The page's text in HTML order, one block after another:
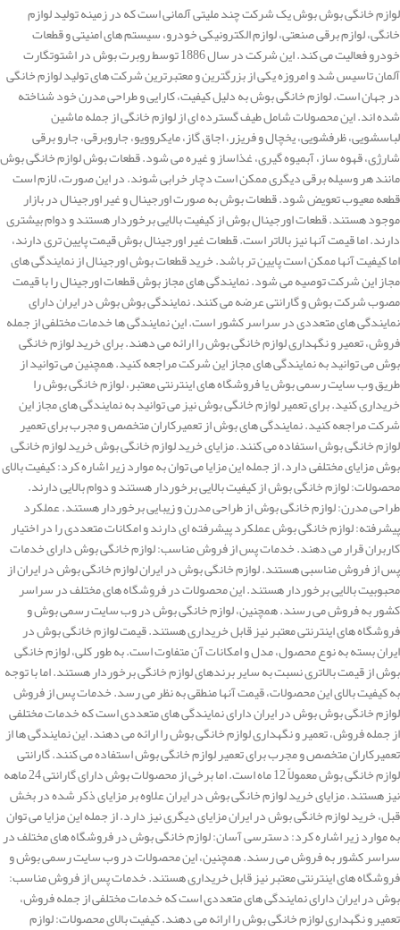
لوازم خانگی بوش بوش یک شرکت چند ملیتی آلمانی است که در زمینه تولید لوازم
خانگی، لوازم برقی صنعتی، لوازم الکترونیکی خودرو، سیستم های امنیتی و قطعات
خودرو فعالیت می کند. این شرکت در سال 1886 توسط روبرت بوش در اشتوتگارت
آلمان تاسیس شد و امروزه یکی از بزرگترین و معتبرترین شرکت های تولید لوازم خانگی
در جهان است. لوازم خانگی بوش به دلیل کیفیت، کارایی و طراحی مدرن خود شناخته
شده اند. این محصولات شامل طیف گسترده ای از لوازم خانگی از جمله ماشین
لباسشویی، ظرفشویی، یخچال و فریزر، اجاق گاز، مایکروویو، جاروبرقی، جارو برقی
شارژی، قهوه ساز، آبمیوه گیری، غذاساز و غیره می شود. قطعات بوش لوازم خانگی بوش
مانند هر وسیله برقی دیگری ممکن است دچار خرابی شوند. در این صورت، لازم است
قطعه معیوب تعویض شود. قطعات بوش به صورت اورجینال و غیر اورجینال در بازار
موجود هستند. قطعات اورجینال بوش از کیفیت بالایی برخوردار هستند و دوام بیشتری
دارند. اما قیمت آنها نیز بالاتر است. قطعات غیر اورجینال بوش قیمت پایین تری دارند،
اما کیفیت آنها ممکن است پایین تر باشد. خرید قطعات بوش اورجینال از نمایندگی های
مجاز این شرکت توصیه می شود. نمایندگی های مجاز بوش قطعات اورجینال را با قیمت
مصوب شرکت بوش و گارانتی عرضه می کنند. نمایندگی بوش بوش در ایران دارای
نمایندگی های متعددی در سراسر کشور است. این نمایندگی ها خدمات مختلفی از جمله
فروش، تعمیر و نگهداری لوازم خانگی بوش را ارائه می دهند. برای خرید لوازم خانگی
بوش می توانید به نمایندگی های مجاز این شرکت مراجعه کنید. همچنین می توانید از
طریق وب سایت رسمی بوش یا فروشگاه های اینترنتی معتبر، لوازم خانگی بوش را
خریداری کنید. برای تعمیر لوازم خانگی بوش نیز می توانید به نمایندگی های مجاز این
شرکت مراجعه کنید. نمایندگی های بوش از تعمیرکاران متخصص و مجرب برای تعمیر
لوازم خانگی بوش استفاده می کنند. مزایای خرید لوازم خانگی بوش خرید لوازم خانگی
بوش مزایای مختلفی دارد. از جمله این مزایا می توان به موارد زیر اشاره کرد: کیفیت بالای
محصولات: لوازم خانگی بوش از کیفیت بالایی برخوردار هستند و دوام بالایی دارند.
طراحی مدرن: لوازم خانگی بوش از طراحی مدرن و زیبایی برخوردار هستند. عملکرد
پیشرفته: لوازم خانگی بوش عملکرد پیشرفته ای دارند و امکانات متعددی را در اختیار
کاربران قرار می دهند. خدمات پس از فروش مناسب: لوازم خانگی بوش دارای خدمات
پس از فروش مناسبی هستند. لوازم خانگی بوش در ایران لوازم خانگی بوش در ایران از
محبوبیت بالایی برخوردار هستند. این محصولات در فروشگاه های مختلف در سراسر
کشور به فروش می رسند. همچنین، لوازم خانگی بوش در وب سایت رسمی بوش و
فروشگاه های اینترنتی معتبر نیز قابل خریداری هستند. قیمت لوازم خانگی بوش در
ایران بسته به نوع محصول، مدل و امکانات آن متفاوت است. به طور کلی، لوازم خانگی
بوش از قیمت بالاتری نسبت به سایر برندهای لوازم خانگی برخوردار هستند. اما با توجه
به کیفیت بالای این محصولات، قیمت آنها منطقی به نظر می رسد. خدمات پس از فروش
لوازم خانگی بوش بوش در ایران دارای نمایندگی های متعددی است که خدمات مختلفی
از جمله فروش، تعمیر و نگهداری لوازم خانگی بوش را ارائه می دهند. این نمایندگی ها از
تعمیرکاران متخصص و مجرب برای تعمیر لوازم خانگی بوش استفاده می کنند. گارانتی
لوازم خانگی بوش معمولاً 12 ماه است. اما برخی از محصولات بوش دارای گارانتی 24 ماهه
نیز هستند. مزایای خرید لوازم خانگی بوش در ایران علاوه بر مزایای ذکر شده در بخش
قبل، خرید لوازم خانگی بوش در ایران مزایای دیگری نیز دارد. از جمله این مزایا می توان
به موارد زیر اشاره کرد: دسترسی آسان: لوازم خانگی بوش در فروشگاه های مختلف در
سراسر کشور به فروش می رسند. همچنین، این محصولات در وب سایت رسمی بوش و
فروشگاه های اینترنتی معتبر نیز قابل خریداری هستند. خدمات پس از فروش مناسب:
بوش در ایران دارای نمایندگی های متعددی است که خدمات مختلفی از جمله فروش،
تعمیر و نگهداری لوازم خانگی بوش را ارائه می دهند. کیفیت بالای محصولات: لوازم